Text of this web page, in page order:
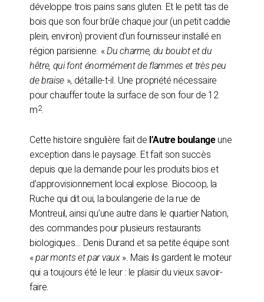
développe trois pains sans gluten. Et le petit tas de
bois que son four brûle chaque jour (un petit caddie
plein, environ) provient d’un fournisseur installé en
région parisienne. «Du charme, du boulot et du
hêtre, qui font énormément de flammes et très peu
de braise », détaille-t-il. Une propriété nécessaire
pour chauffer toute la surface de son four de 12
m2.
Cette histoire singulière fait de l’Autre boulangeune
exception dans le paysage. Et fait son succès
depuis que la demande pour les produits bios et
d’approvisionnement local explose. Biocoop, la
Ruche qui dit oui, la boulangerie de la rue de
Montreuil, ainsi qu’une autre dans le quartier Nation,
des commandes pour plusieurs restaurants
biologiques… Denis Durand et sa petite équipe sont
«par monts et par vaux». Mais ils gardent le moteur
qui a toujours été le leur : le plaisir du vieux savoir-
faire.